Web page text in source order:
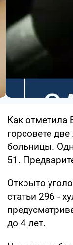
Как отметила
горсовете
больницы.
51.
Открыто
статьи 296 -
до 4 лет.